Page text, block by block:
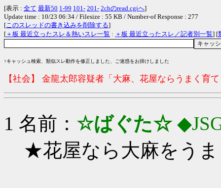
[表示 : 全て 最新50 1-99 101- 201- 2chのread.cgiへ]
Update time : 10/23 06:34 / Filesize : 55 KB / Number-of Response : 277
[このスレッドの書き込みを削除する]
[ ＋板 最近立ったスレ＆熱いスレ一覧 : ＋板 最近立ったスレ／記者別一覧] [
↑キャッシュ検索、類似スレ動作を修正しました、ご迷惑をお掛けしました
【社会】 金龍太郎容疑者「大麻、花屋ならうまく
1 名前： ☆ばぐた☆
★花屋なら大麻をう